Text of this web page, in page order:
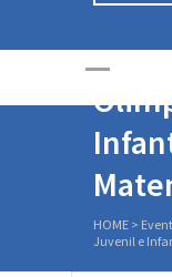
HOME >
Juvenil e